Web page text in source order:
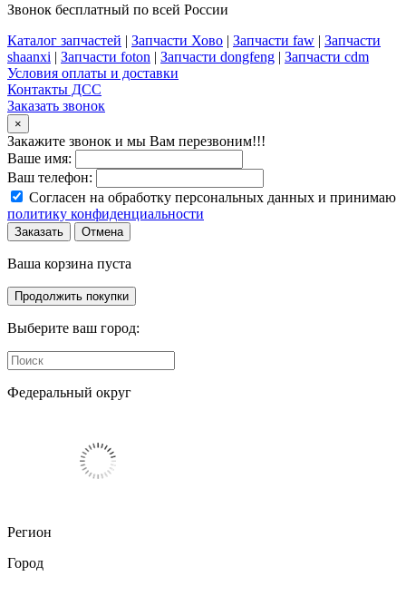
Звонок бесплатный по всей России
Каталог запчастей | Запчасти Хово | Запчасти faw | Запчасти
shaanxi | Запчасти foton | Запчасти dongfeng | Запчасти cdm
Условия оплаты и доставки
Контакты ДСС
Заказать звонок
×
Закажите звонок и мы Вам перезвоним!!!
Ваше имя:
Ваш телефон:
Согласен на обработку персональных данных и принимаю
политику конфиденциальности
Заказать Отмена
Ваша корзина пуста
Продолжить покупки
Выберите ваш город:
Федеральный округ
Регион
Город